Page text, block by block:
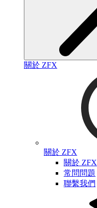
關於 ZFX
關於 ZFX
關於 ZFX
常問問題
聯繫我們